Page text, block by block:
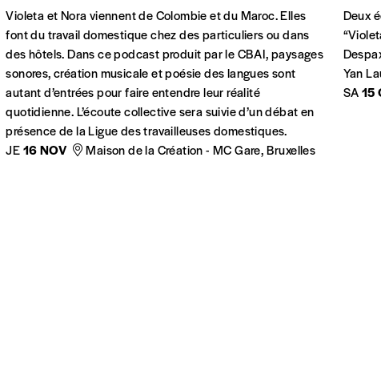
Violeta et Nora viennent de Colombie et du Maroc. Elles
font du travail domestique chez des particuliers ou dans
des hôtels. Dans ce podcast produit par le CBAI, paysages
sonores, création musicale et poésie des langues sont
autant d’entrées pour faire entendre leur réalité
quotidienne. L’écoute collective sera suivie d’un débat en
présence de la Ligue des travailleuses domestiques.
JE16 NOV Maison de la Création - MC Gare, Bruxelles
Deux
Yan
SA15